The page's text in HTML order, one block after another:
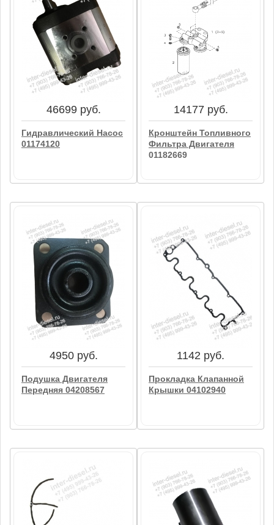
7753 руб.
Прокладка ГБЦ
04103937 (3 Выступа)
2516 руб.
Втулка Под Форсунку
04904885
В корзину
46699 руб.
Гидравлический Насос
01174120
46699 руб.
Гидравлический Насос
01174120
14177 руб.
Кронштейн Топливного
Фильтра Двигателя
01182669
14177 руб.
Кронштейн Топливного
Фильтра Двигателя
01182669
4950 руб.
Подушка Двигателя
Передняя 04208567
1142 руб.
Прокладка Клапанной
Крышки 04102940